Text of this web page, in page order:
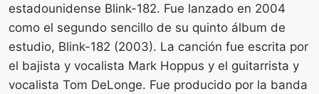
estadounidense Blink-182. Fue lanzado en 2004
como el segundo sencillo de su quinto álbum de
estudio, Blink-182 (2003). La canción fue escrita por
el bajista y vocalista Mark Hoppus y el guitarrista y
vocalista Tom DeLonge. Fue producido por la banda